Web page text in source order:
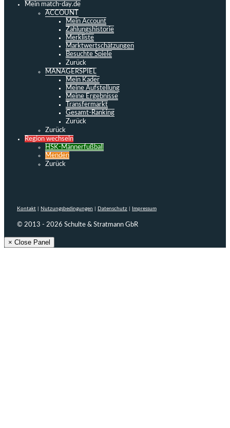
Mein match-day.de
ACCOUNT
Mein Account
Zahlungshistorie
Merkliste
Marktwertschätzungen
Besuchte Spiele
Zurück
MANAGERSPIEL
Mein Kader
Meine Aufstellung
Meine Ergebnisse
Transfermarkt
Gesamt-Ranking
Zurück
Zurück
Region wechseln
HSK-Männerfußball
Menden
Zurück
Kontakt Nutzungsbedingungen Datenschutz Impressum
© 2013 - 2026 Schulte & Stratmann GbR
× Close Panel